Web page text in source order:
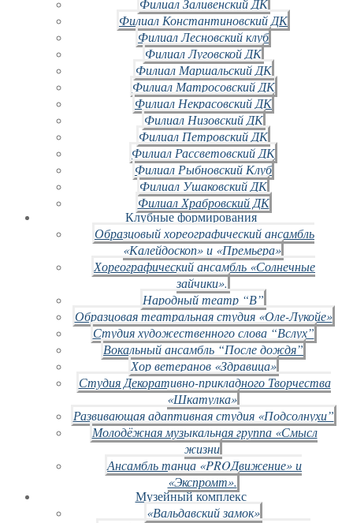
Филиал Заливенский ДК
Филиал Константиновский ДК
Филиал Лесновский клуб
Филиал Луговской ДК
Филиал Маршальский ДК
Филиал Матросовский ДК
Филиал Некрасовский ДК
Филиал Низовский ДК
Филиал Петровский ДК
Филиал Рассветовский ДК
Филиал Рыбновский Клуб
Филиал Ушаковский ДК
Филиал Храбровский ДК
Клубные формирования
Образцовый хореографический ансамбль
«Калейдоскоп» и «Премьера»
Хореографический ансамбль «Солнечные
зайчики».
Народный театр “В”
Образцовая театральная студия «Оле-Лукойе»
Студия художественного слова “Вслух”
Вокальный ансамбль “После дождя”
Хор ветеранов «Здравица»
Студия Декоративно-прикладного Творчества
«Шкатулка»
Развивающая адаптивная студия «Подсолнухи”
Молодёжная музыкальная группа «Смысл
жизни
Ансамбль танца «PROДвижение» и
«Экспромт».
Музейный комплекс
«Вальдавский замок»